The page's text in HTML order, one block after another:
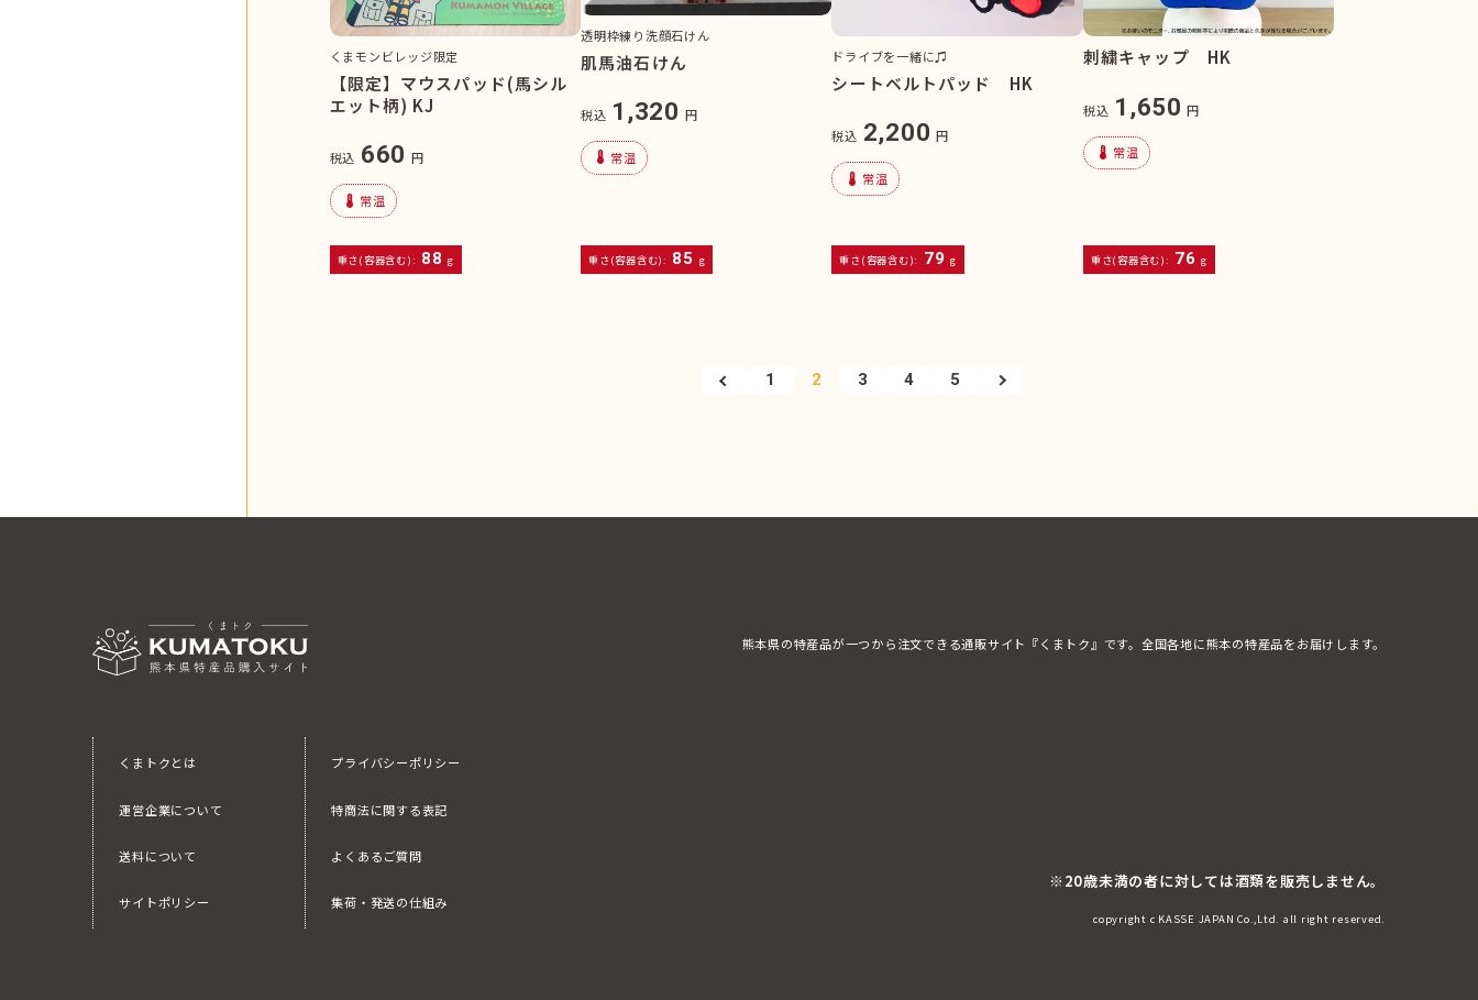
くまモンビレッジ限定
【限定】マウスパッド(馬シル
エット柄) KJ
税込 660 円
device_thermostat 常温
重さ(容器含む): 88 g
透明枠練り洗顔石けん
肌馬油石けん
税込 1,320 円
device_thermostat 常温
重さ(容器含む): 85 g
ドライブを一緒に♫
シートベルトパッド HK
税込 2,200 円
device_thermostat 常温
重さ(容器含む): 79 g
刺繍キャップ HK
税込 1,650 円
device_thermostat 常温
重さ(容器含む): 76 g
1 2 3 4 5
熊本県の特産品が一つから注文できる通販サイト『くまトク』です。全国各地に熊本の特産品をお届けします。
くまトクとは
運営企業について
送料について
サイトポリシー
プライバシーポリシー
特商法に関する表記
よくあるご質問
集荷・発送の仕組み
※20歳未満の者に対しては酒類を販売しません。
copyright c KASSE JAPAN Co.,Ltd. all right reserved.